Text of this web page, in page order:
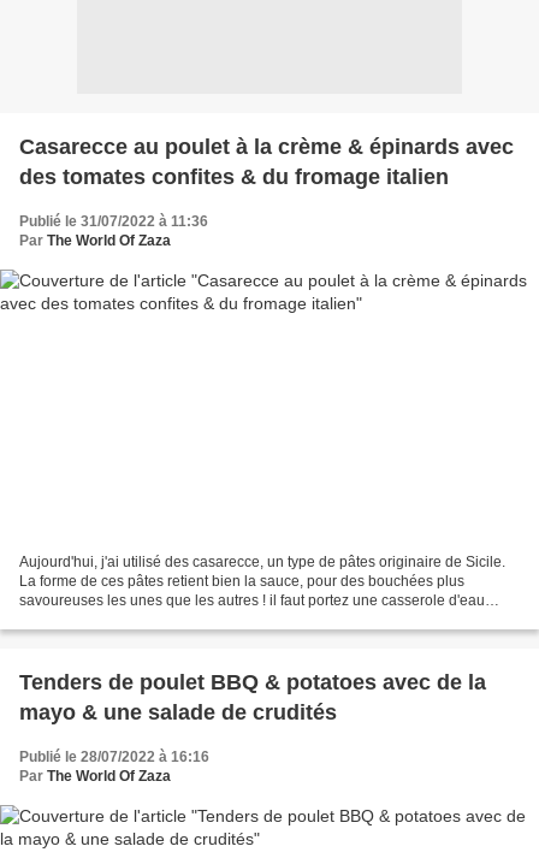
Casarecce au poulet à la crème & épinards avec
des tomates confites & du fromage italien
Publié le 31/07/2022 à 11:36
Par The World Of Zaza
Aujourd'hui, j'ai utilisé des casarecce, un type de pâtes originaire de Sicile.
La forme de ces pâtes retient bien la sauce, pour des bouchées plus
savoureuses les unes que les autres ! il faut portez une casserole d'eau
Tenders de poulet BBQ & potatoes avec de la
mayo & une salade de crudités
Publié le 28/07/2022 à 16:16
Par The World Of Zaza